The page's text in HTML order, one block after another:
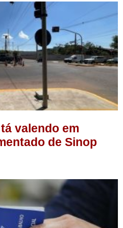
valendo em
de Sinop